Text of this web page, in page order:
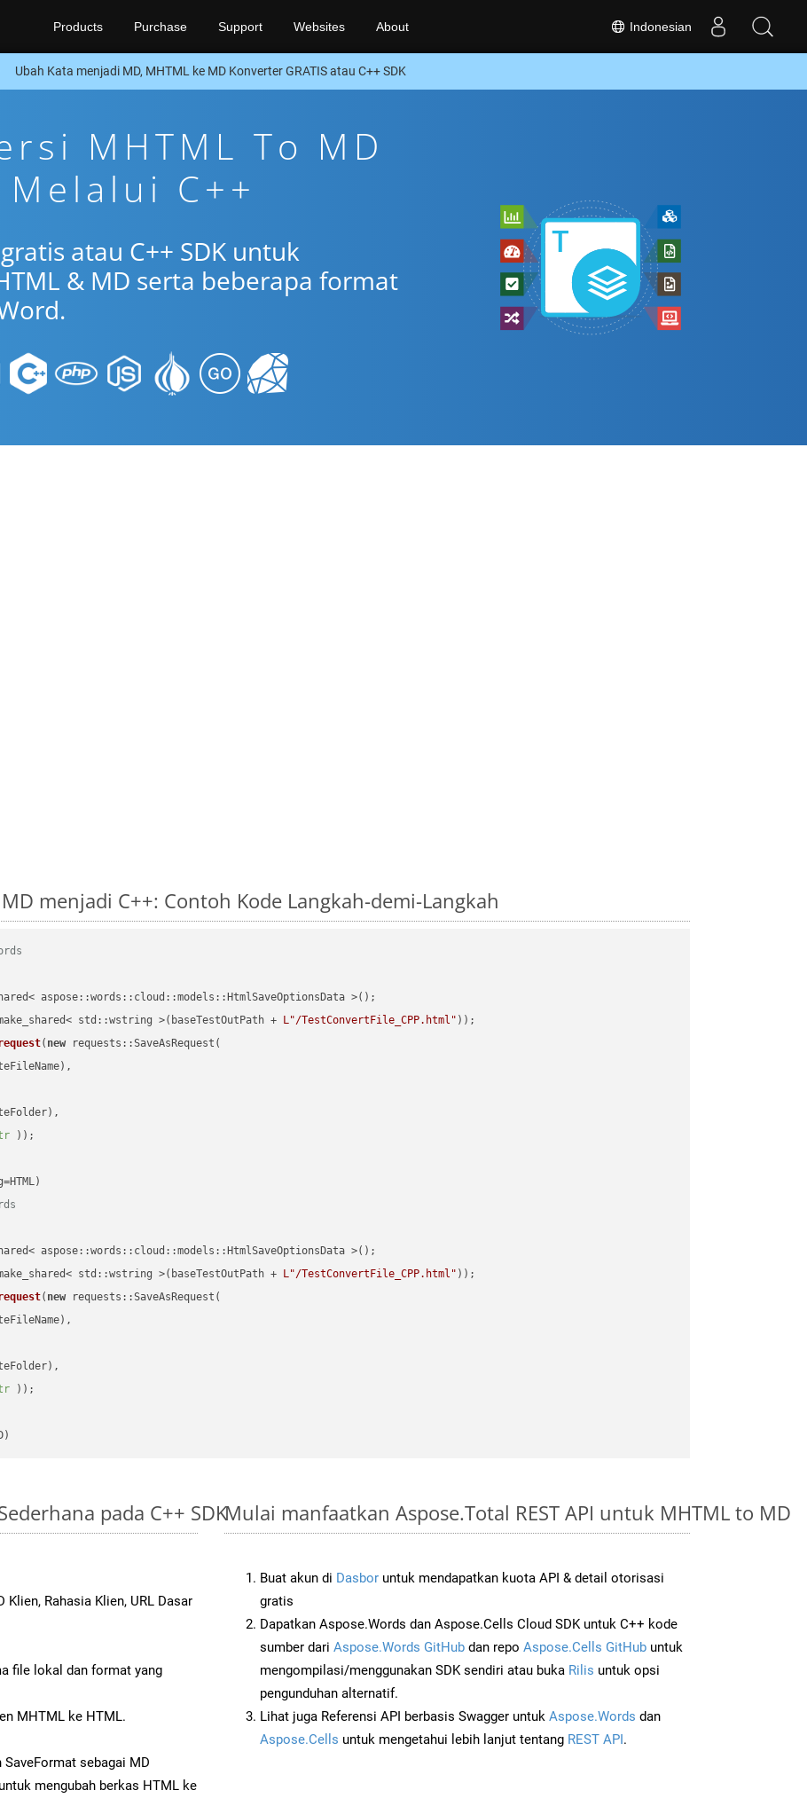
Indonesian
Products Purchase Support Websites About
Ubah Kata menjadi MD, MHTML ke MD Konverter GRATIS atau C++ SDK
MHTML To MD
C++
atau C++ SDK untuk
& MD serta beberapa format
menjadi C++: Contoh Kode Langkah-demi-Langkah
aspose::words::cloud::models::HtmlSaveOptionsData >();
std::wstring >(baseTestOutPath + L"/TestConvertFile_CPP.html"
( new requests::SaveAsRequest(
))
aspose::words::cloud::models::HtmlSaveOptionsData >();
std::wstring >(baseTestOutPath + L"/TestConvertFile_CPP.html"
( new requests::SaveAsRequest(
))
pada C++ SDK
Klien, Rahasia Klien, URL Dasar
file lokal dan format yang
MHTML ke HTML.
sebagai MD
untuk mengubah berkas HTML ke
Mulai manfaatkan Aspose.Total REST API untuk MHTML to MD
Buat akun di Dasbor untuk mendapatkan kuota API & detail otorisasi
gratis
Dapatkan Aspose.Words dan Aspose.Cells Cloud SDK untuk C++ kode
sumber dari Aspose.Words GitHub dan repo Aspose.Cells GitHub untuk
mengompilasi/menggunakan SDK sendiri atau buka Rilis untuk opsi
pengunduhan alternatif.
Lihat juga Referensi API berbasis Swagger untuk Aspose.Words dan
Aspose.Cells untuk mengetahui lebih lanjut tentang REST API.